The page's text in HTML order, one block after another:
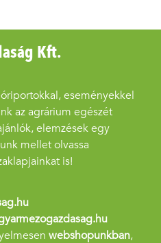
Kft.
eseményekkel
az agrárium egészét
elemzések egy
mellet olvassa
is!
webshopunkban,